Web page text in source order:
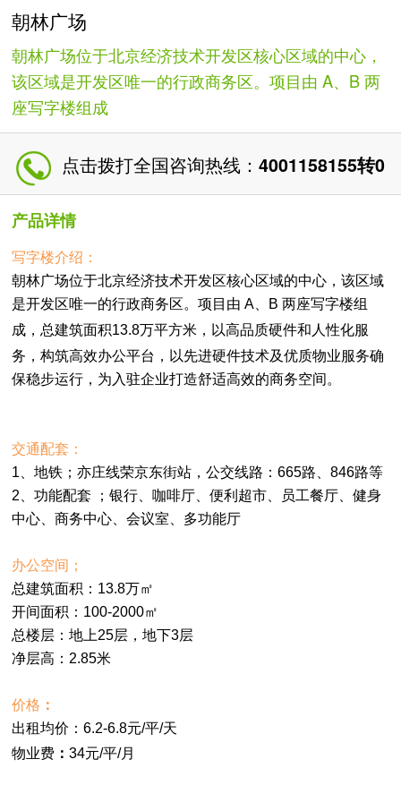
朝林广场
朝林广场位于北京经济技术开发区核心区域的中心，
该区域是开发区唯一的行政商务区。项目由 A、B 两
座写字楼组成
点击拨打全国咨询热线： 4001158155转0
产品详情
写字楼介绍：
朝林广场位于北京经济技术开发区核心区域的中心，该区域
是开发区唯一的行政商务区。项目由 A、B 两座写字楼组
成， 总建筑面积13.8万平方米， 以高品质硬件和人性化服
务，构筑高效办公平台，以先进硬件技术及优质物业服务确
保稳步运行，为入驻企业打造舒适高效的商务空间。
交通配套：
1、地铁；亦庄线荣京东街站 ，公交线路：665路、846路等
2、功能配套 ；银行、咖啡厅、便利超市、员工餐厅、健身
中心、商务中心、会议室、多功能厅
办公空间；
总建筑面积： 13.8万㎡
开间面积：100-2000㎡
总楼层：地上25层，地下3层
净层高 ：2.85米
价格 ：
出租均价：6.2-6.8元/平/天
物业费 ：34元/平/月